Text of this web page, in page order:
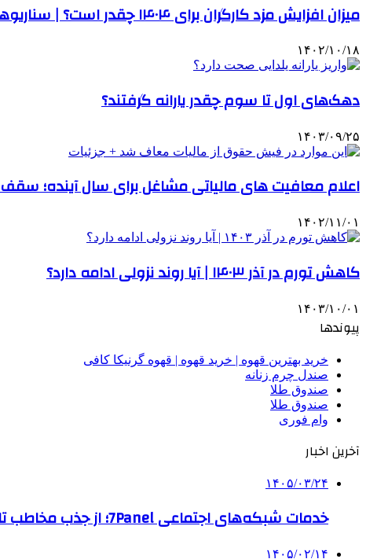
میزان افزایش مزد کارگران برای ۱۴۰۴ چقدر است؟ | سناریوهای افزایش دستمزد سال آینده
۱۴۰۲/۱۰/۱۸
دهک‌های اول تا سوم چقدر یارانه گرفتند؟
۱۴۰۳/۰۹/۲۵
اعلام معافیت های مالیاتی مشاغل برای سال آینده؛
۱۴۰۲/۱۱/۰۱
کاهش تورم در آذر ۱۴۰۳ | آیا روند نزولی ادامه دارد؟
۱۴۰۳/۱۰/۰۱
پیوندها
خرید بهترین قهوه | خرید قهوه | قهوه گرنیکا کافی
صندل چرم زنانه
صندوق طلا
صندوق طلا
وام فوری
آخرین اخبار
۱۴۰۵/۰۳/۲۴
خدمات شبکه‌های اجتماعی 7Panel؛ از جذب مخاطب تا افزایش درآمد
۱۴۰۵/۰۲/۱۴